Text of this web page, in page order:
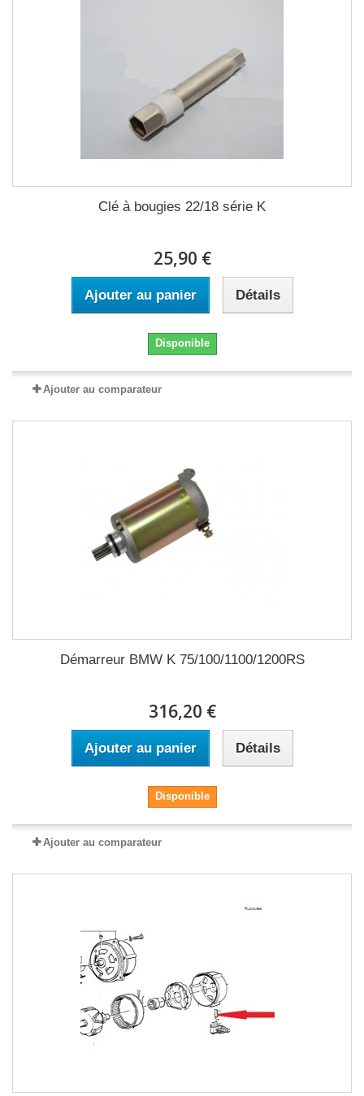
Clé à bougies 22/18 série K
25,90 €
Ajouter au panier Détails
Disponible
Ajouter au comparateur
Démarreur BMW K 75/100/1100/1200RS
316,20 €
Ajouter au panier Détails
Disponible
Ajouter au comparateur